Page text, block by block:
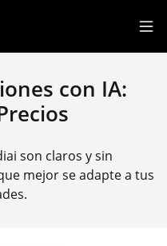
con IA:
son claros y sin
mejor se adapte a tus